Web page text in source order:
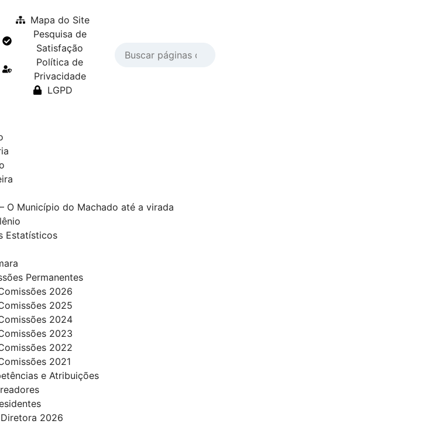
Mapa do Site
Pesquisa de
Satisfação
Política de
Privacidade
LGPD
O Município do Machado até a virada
Estatísticos
Permanentes
2026
2025
2024
2023
2022
2021
e Atribuições
2026